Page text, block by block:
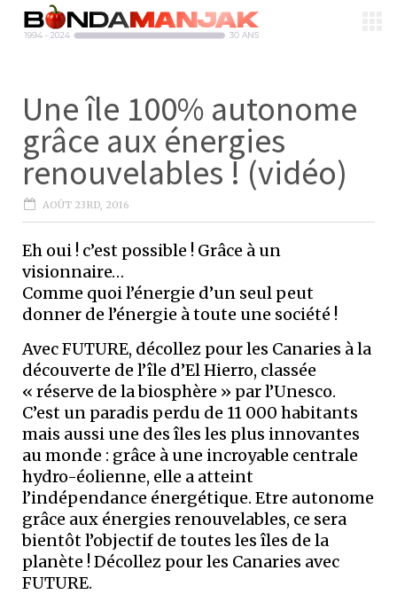
Une île 100% autonome
grâce aux énergies
renouvelables ! (vidéo)
AOÛT 23RD, 2016
Eh oui ! c’est possible ! Grâce à un
visionnaire…
Comme quoi l’énergie d’un seul peut
donner de l’énergie à toute une société !
Avec FUTURE, décollez pour les Canaries à la
découverte de l’île d’El Hierro, classée
« réserve de la biosphère » par l’Unesco.
C’est un paradis perdu de 11 000 habitants
mais aussi une des îles les plus innovantes
au monde : grâce à une incroyable centrale
hydro-éolienne, elle a atteint
l’indépendance énergétique. Etre autonome
grâce aux énergies renouvelables, ce sera
bientôt l’objectif de toutes les îles de la
planète ! Décollez pour les Canaries avec
FUTURE.